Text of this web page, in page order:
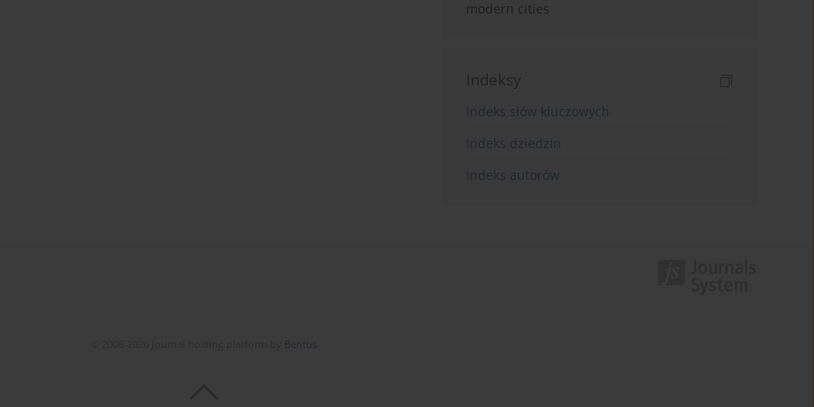
modern cities
Indeksy
Indeks słów kluczowych
Indeks dziedzin
Indeks autorów
Bentus